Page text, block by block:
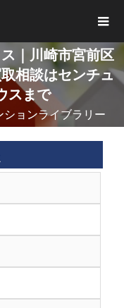
｜川崎市宮前区
相談はセンチュ
スまで
ョンライブラリー